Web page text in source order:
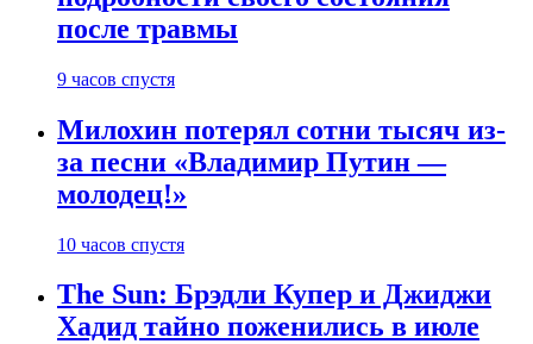
после травмы
9 часов спустя
Милохин потерял сотни тысяч из-
за песни «Владимир Путин —
молодец!»
10 часов спустя
The Sun: Брэдли Купер и Джиджи
Хадид тайно поженились в июле